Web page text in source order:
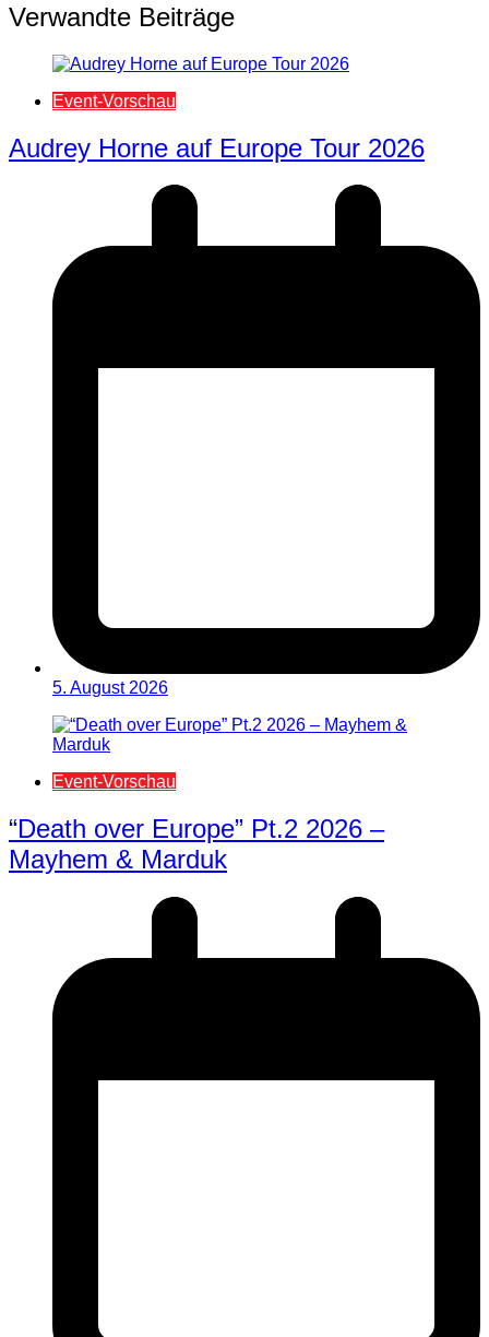
Verwandte Beiträge
Event-Vorschau
Audrey Horne auf Europe Tour 2026
5. August 2026
Event-Vorschau
“Death over Europe” Pt.2 2026 –
Mayhem & Marduk